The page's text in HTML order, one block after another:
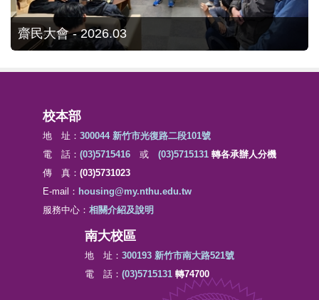
齋民大會 - 2026.03
校本部
地 址： 300044 新竹市光復路二段101號
電 話： (03)5715416 或 (03)5715131 轉各承辦人分機
傳 真： (03)5731023
E-mail： housing@my.nthu.edu.tw
服務中心： 相關介紹及說明
南大校區
地 址： 300193 新竹市南大路521號
電 話： (03)5715131 轉74700